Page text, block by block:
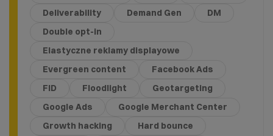
Deliverability
Demand Gen
DM
Double opt-in
Elastyczne reklamy displayowe
Evergreen content
Facebook Ads
FID
Floodlight
Geotargeting
Google Ads
Google Merchant Center
Growth hacking
Hard bounce